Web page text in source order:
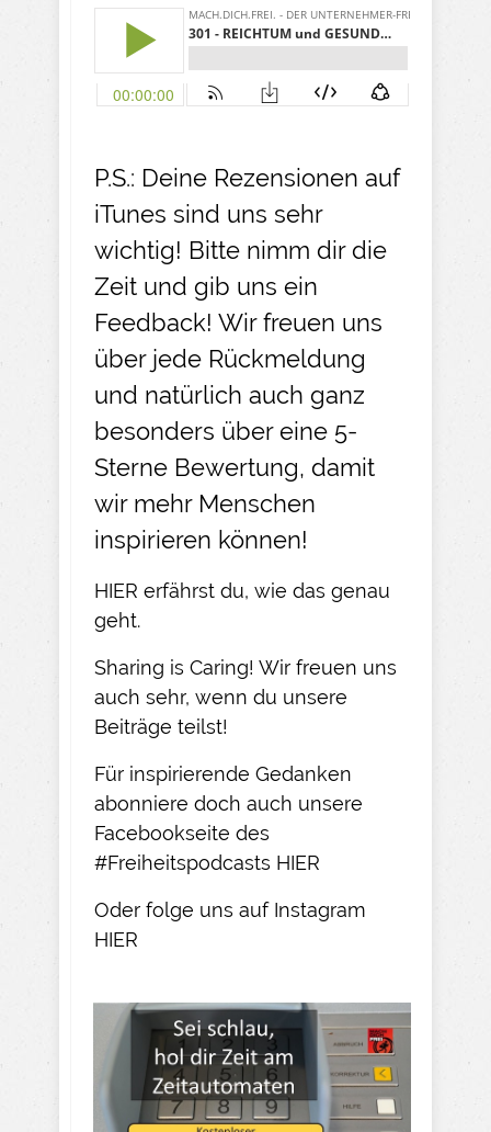
P.S.: Deine Rezensionen auf
iTunes sind uns sehr
wichtig! Bitte nimm dir die
Zeit und gib uns ein
Feedback! Wir freuen uns
über jede Rückmeldung
und natürlich auch ganz
besonders über eine 5-
Sterne Bewertung, damit
wir mehr Menschen
inspirieren können!
HIER erfährst du, wie das genau
geht.​
Sharing is Caring! Wir freuen uns
auch sehr, wenn du unsere
Beiträge teilst!​
Für inspirierende Gedanken
abonniere doch auch unsere
Facebookseite des
#Freiheitspodcasts HIER
Oder folge uns auf Instagram
HIER​